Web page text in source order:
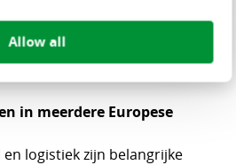
Allow all
van technologie om
te verbeteren altijd centraal
in meerdere Europese
en logistiek zijn belangrijke